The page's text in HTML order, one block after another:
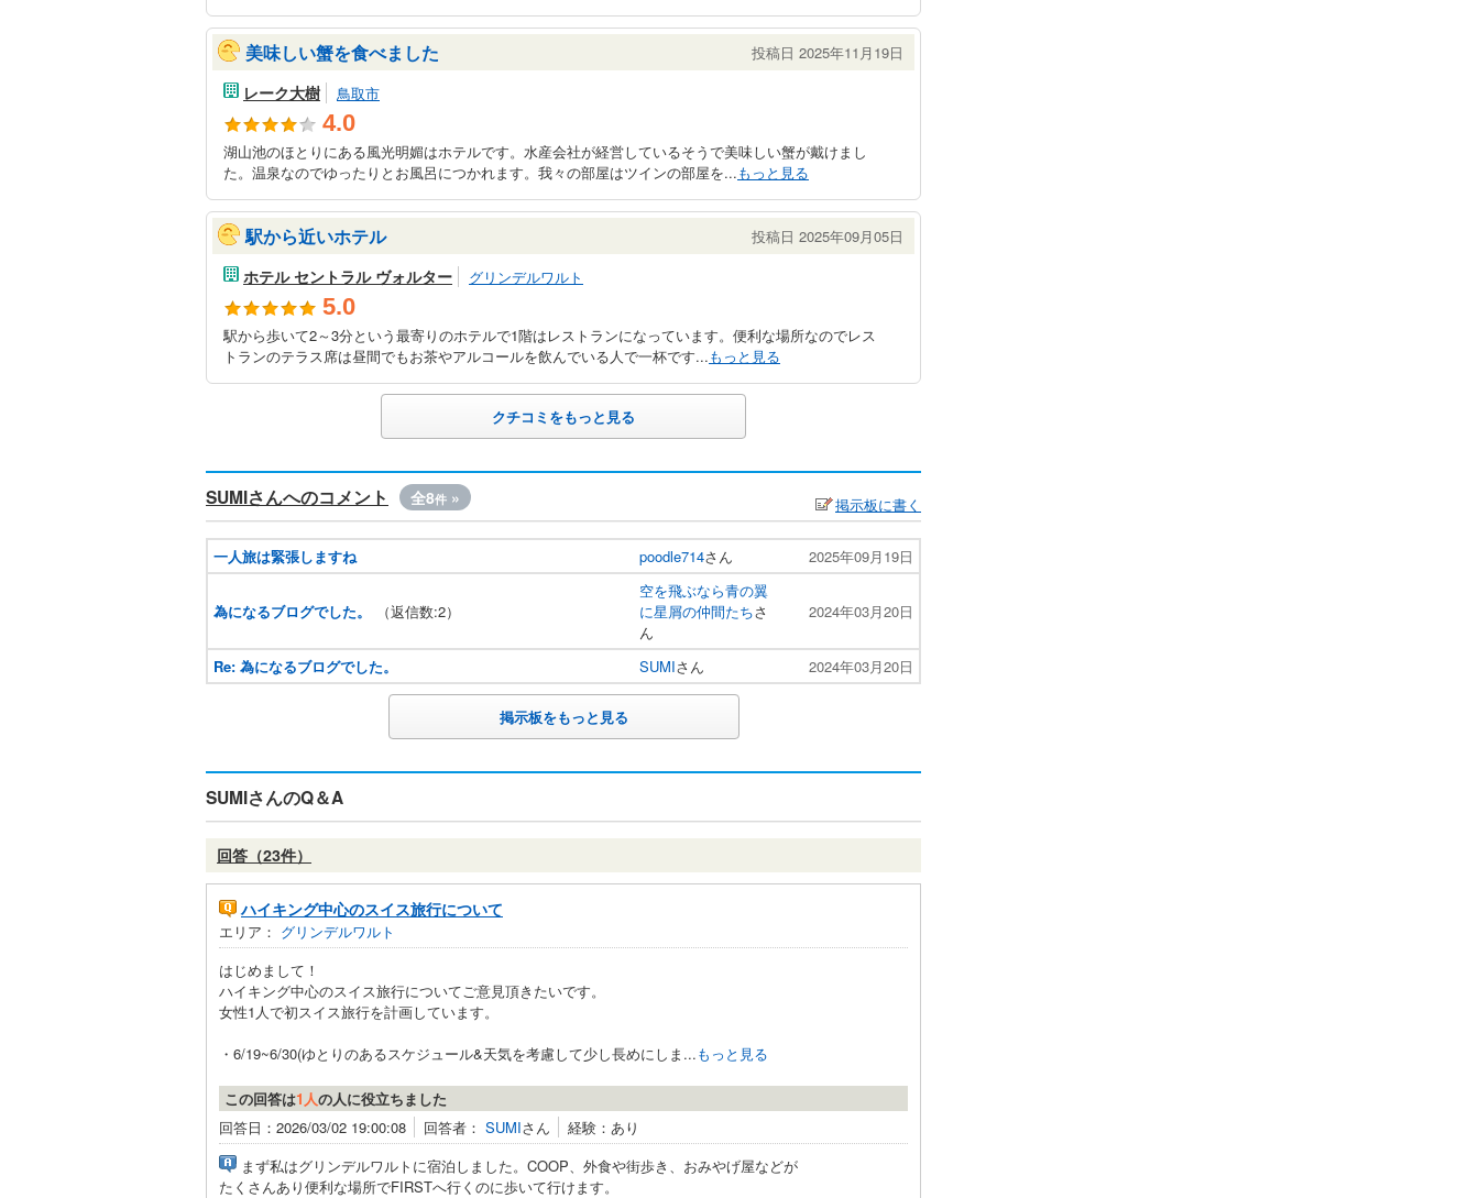
美味しい蟹を食べました 投稿日 2025年11月19日
レーク大樹 鳥取市
4.0
湖山池のほとりにある風光明媚はホテルです。水産会社が経営しているそうで美味しい蟹が戴けまし
た。温泉なのでゆったりとお風呂につかれます。我々の部屋はツインの部屋を...もっと見る
駅から近いホテル 投稿日 2025年09月05日
ホテル セントラル ヴォルター グリンデルワルト
5.0
駅から歩いて2～3分という最寄りのホテルで1階はレストランになっています。便利な場所なのでレス
トランのテラス席は昼間でもお茶やアルコールを飲んでいる人で一杯です...もっと見る
クチコミをもっと見る
SUMIさんへのコメント 全8件 » 掲示板に書く
一人旅は緊張しますね poodle714さん 2025年09月19日
為になるブログでした。 （返信数:2）
空を飛ぶなら青の翼
に星屑の仲間たちさ
ん
2024年03月20日
Re: 為になるブログでした。 SUMIさん 2024年03月20日
掲示板をもっと見る
SUMIさんのQ＆A
回答（23件）
ハイキング中心のスイス旅行について
エリア： グリンデルワルト
はじめまして！
ハイキング中心のスイス旅行についてご意見頂きたいです。
女性1人で初スイス旅行を計画しています。
・6/19~6/30(ゆとりのあるスケジュール&天気を考慮して少し長めにしま...もっと見る
この回答は1人の人に役立ちました
回答日：2026/03/02 19:00:08
回答者： SUMIさん
経験：あり
まず私はグリンデルワルトに宿泊しました。COOP、外食や街歩き、おみやげ屋などが
たくさんあり便利な場所でFIRSTへ行くのに歩いて行けます。